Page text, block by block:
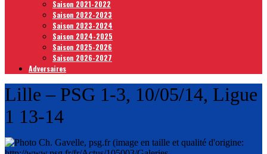
Saison 2021-2022
Saison 2022-2023
Saison 2023-2024
Saison 2024-2025
Saison 2025-2026
Saison 2026-2027
Adversaires
Lille – PSG 1-3, 10/05/14, Ligue
1 13-14